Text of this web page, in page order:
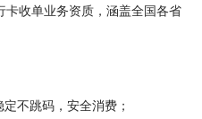
收单业务资质，涵盖全国各省
不跳码，安全消费；